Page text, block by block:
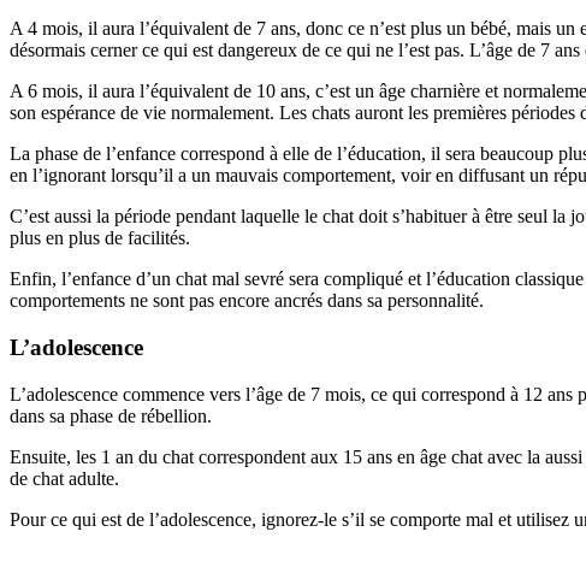
A 4 mois, il aura l’équivalent de 7 ans, donc ce n’est plus un bébé, mais
désormais cerner ce qui est dangereux de ce qui ne l’est pas. L’âge de 7
A 6 mois, il aura l’équivalent de 10 ans, c’est un âge charnière et
son espérance de vie normalement. Les chats auront les premières périodes
La phase de l’enfance correspond à elle de l’éducation, il sera beaucoup
en l’ignorant lorsqu’il a un mauvais comportement, voir en diffusant un
C’est aussi la période pendant laquelle le chat doit s’habituer à être seul
plus en plus de facilités.
Enfin, l’enfance d’un chat mal sevré sera compliqué et l’éducation
comportements ne sont pas encore ancrés dans sa personnalité.
L’adolescence
L’adolescence commence vers l’âge de 7 mois, ce qui correspond à 12
dans sa phase de rébellion.
Ensuite, les 1 an du chat correspondent aux 15 ans en âge chat avec la
de chat adulte.
Pour ce qui est de l’adolescence, ignorez-le s’il se comporte mal et